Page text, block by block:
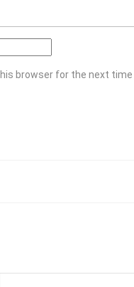
browser for the next time